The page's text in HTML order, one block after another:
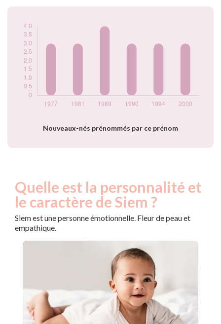
Nouveaux-nés prénommés par ce prénom
Quelle est la personnalité et
le caractère de Siem ?
Siem est une personne émotionnelle. Fleur de peau et
empathique.